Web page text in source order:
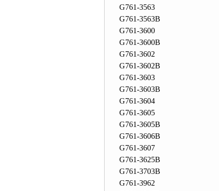
G761-3563
G761-3563B
G761-3600
G761-3600B
G761-3602
G761-3602B
G761-3603
G761-3603B
G761-3604
G761-3605
G761-3605B
G761-3606B
G761-3607
G761-3625B
G761-3703B
G761-3962